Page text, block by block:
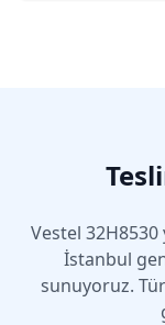
Vestel 32H8530
İstanbul
sunuyoruz.